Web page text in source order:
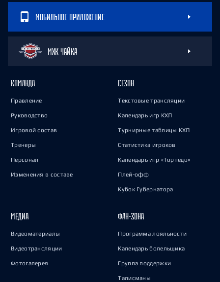
МОБИЛЬНОЕ ПРИЛОЖЕНИЕ
МХК ЧАЙКА
КОМАНДА
Правление
Руководство
Игровой состав
Тренеры
Персонал
Изменения в составе
СЕЗОН
Текстовые трансляции
Календарь игр КХЛ
Турнирные таблицы КХЛ
Статистика игроков
Календарь игр «Торпедо»
Плей-офф
Кубок Губернатора
МЕДИА
Видеоматериалы
Видеотрансляции
Фотогалерея
ФАН-ЗОНА
Программа лояльности
Календарь болельщика
Группа поддержки
Талисманы